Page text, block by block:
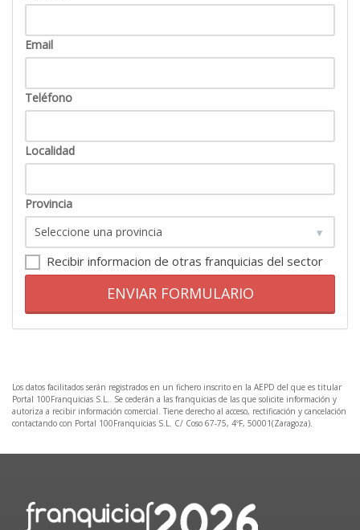
Email
Teléfono
Localidad
Provincia
Recibir informacion de otras franquicias del sector
ENVIAR FORMULARIO
Los datos facilitados serán registrados en un fichero inscrito en la AEPD del que es titular
Portal 100Franquicias S.L.. Se cederán a las franquicias de las que solicite información y
autoriza a recibir información comercial. Tiene derecho al acceso, rectificación y cancelación
contactando con Portal 100Franquicias S.L. C/ Coso 67-75, 4ºF, 50001(Zaragoza).